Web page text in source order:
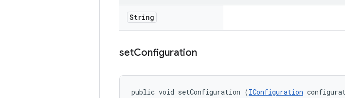
String
setConfiguration
public void setConfiguration (IConfiguration